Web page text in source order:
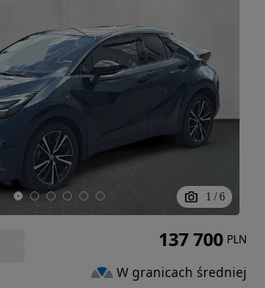
1 / 6
137 700 PLN
W granicach średniej